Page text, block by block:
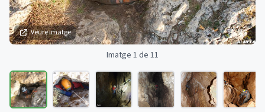
Veure imatge
Imatge 1 de 11